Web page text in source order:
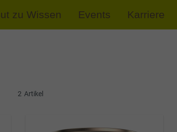
zu Wissen Events Karriere
2 Artikel